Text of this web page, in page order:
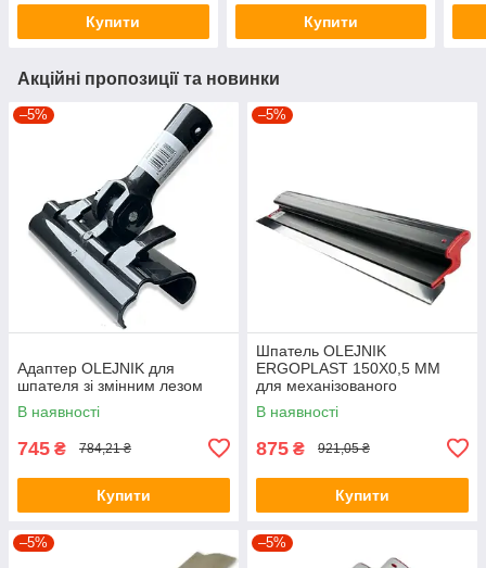
Купити Купити
Акційні пропозиції та новинки
–5%
Адаптер OLEJNIK для
шпателя зі змінним лезом
В наявності
745 ₴ 784,21 ₴
Купити
–5%
Шпатель OLEJNIK
ERGOPLAST 150Х0,5 ММ
для механізованого
нанесення (пластмасовий)
В наявності
875 ₴ 921,05 ₴
Купити
–5% –5%